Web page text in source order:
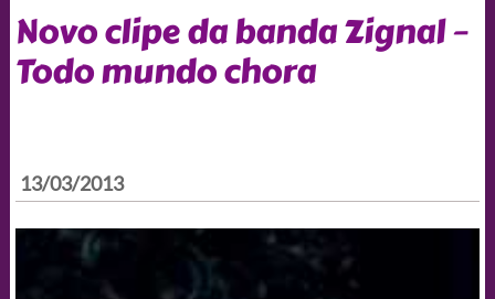
Novo clipe da banda Zignal –
Todo mundo chora
13/03/2013